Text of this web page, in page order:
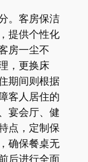
。客房保洁
提供个性化
房一尘不
，更换床
期间则根据
客人居住的
宴会厅、健
点，定制保
确保餐桌无
后进行全面